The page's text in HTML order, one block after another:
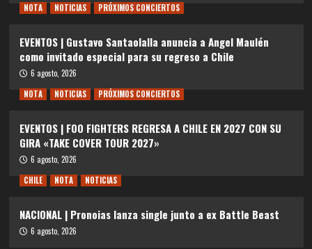
NOTA
NOTICIAS PRÓXIMOS CONCIERTOS
EVENTOS | Gustavo Santaolalla anuncia a Angel Maulén
como invitado especial para su regreso a Chile
6 agosto, 2026
NOTA
NOTICIAS PRÓXIMOS CONCIERTOS
EVENTOS | FOO FIGHTERS REGRESA A CHILE EN 2027 CON SU
GIRA «TAKE COVER TOUR 2027»
6 agosto, 2026
CHILE
NOTA NOTICIAS
NACIONAL | Pronoias lanza single junto a ex Battle Beast
6 agosto, 2026